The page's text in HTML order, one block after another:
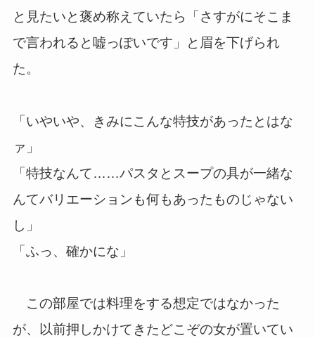
と見たいと褒め称えていたら「さすがにそこま
で言われると嘘っぽいです」と眉を下げられ
た。
「いやいや、きみにこんな特技があったとはな
ァ」
「特技なんて……パスタとスープの具が一緒な
んてバリエーションも何もあったものじゃない
し」
「ふっ、確かにな」
この部屋では料理をする想定ではなかった
が、以前押しかけてきたどこぞの女が置いてい